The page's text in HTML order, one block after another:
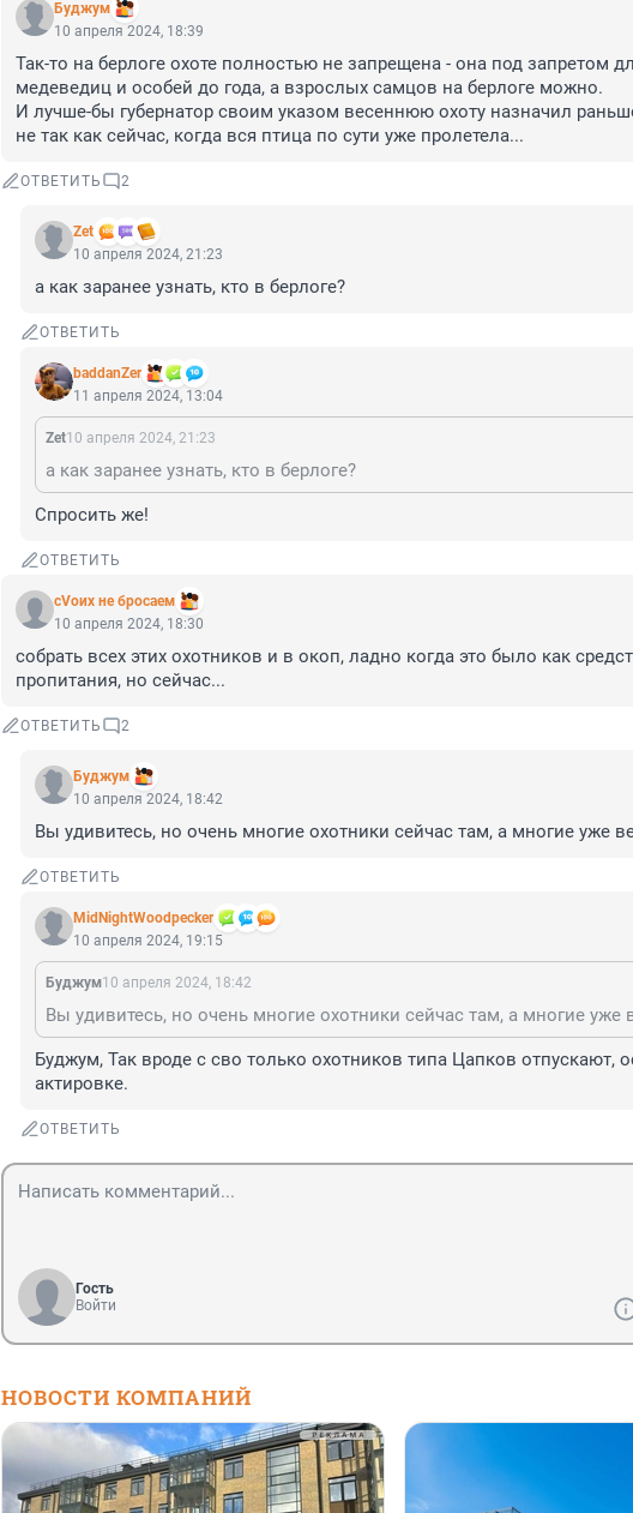
Буджум
10 апреля 2024, 18:39
Так-то на берлоге охоте полностью не запрещена - она под запретом
медеведиц и особей до года, а взрослых самцов на берлоге можно.
И лучше-бы губернатор своим указом весеннюю охоту назначил
не так как сейчас, когда вся птица по сути уже пролетела...
ОТВЕТИТЬ 2
Zet
10 апреля 2024, 21:23
а как заранее узнать, кто в берлоге?
ОТВЕТИТЬ
baddanZer
11 апреля 2024, 13:04
Zet10 апреля 2024, 21:23
а как заранее узнать, кто в берлоге?
Спросить же!
ОТВЕТИТЬ
сVоих не бросаем
10 апреля 2024, 18:30
собрать всех этих охотников и в окоп, ладно когда это было как
пропитания, но сейчас...
ОТВЕТИТЬ 2
Буджум
10 апреля 2024, 18:42
Вы удивитесь, но очень многие охотники сейчас там, а многие уже
ОТВЕТИТЬ
MidNightWoodpecker
10 апреля 2024, 19:15
Буджум10 апреля 2024, 18:42
Вы удивитесь, но очень многие охотники сейчас там, а многие уже
Буджум, Так вроде с сво только охотников типа Цапков отпускают,
актировке.
ОТВЕТИТЬ
Гость
Войти
НОВОСТИ КОМПАНИЙ